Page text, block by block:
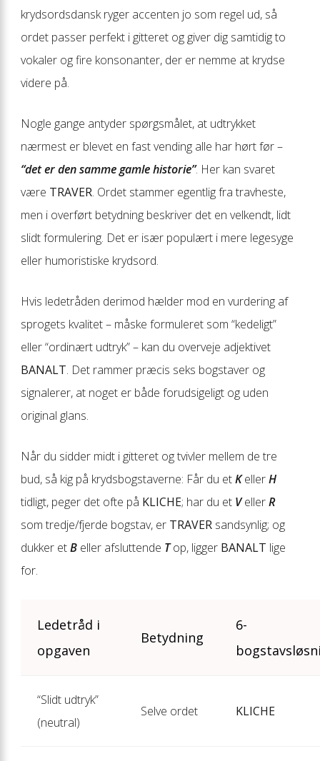
krydsordsdansk ryger accenten jo som regel ud, så
ordet passer perfekt i gitteret og giver dig samtidig to
vokaler og fire konsonanter, der er nemme at krydse
videre på.
Nogle gange antyder spørgsmålet, at udtrykket
nærmest er blevet en fast vending alle har hørt før –
“det er den samme gamle historie”. Her kan svaret
være TRAVER. Ordet stammer egentlig fra travheste,
men i overført betydning beskriver det en velkendt, lidt
slidt formulering. Det er især populært i mere legesyge
eller humoristiske krydsord.
Hvis ledetråden derimod hælder mod en vurdering af
sprogets kvalitet – måske formuleret som “kedeligt”
eller “ordinært udtryk” – kan du overveje adjektivet
BANALT. Det rammer præcis seks bogstaver og
signalerer, at noget er både forudsigeligt og uden
original glans.
Når du sidder midt i gitteret og tvivler mellem de tre
bud, så kig på krydsbogstaverne: Får du etKellerH
tidligt, peger det ofte på KLICHE; har du et VellerR
som tredje/fjerde bogstav, er TRAVER sandsynlig; og
dukker etB eller afsluttende Top, ligger BANALT lige
for.
Ledetråd i
opgaven
Betydning
6-
“Slidt udtryk”
(neutral)
Selve ordet KLICHE